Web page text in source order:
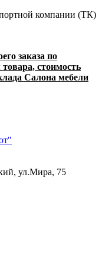
компании (ТК)
заказа по
стоимость
Салона мебели
ул.Мира, 75